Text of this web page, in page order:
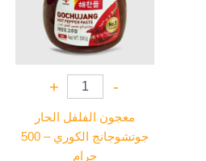
-
+
معجون الفلفل الحار
جوتشوجانج الكوري – 500
جرام